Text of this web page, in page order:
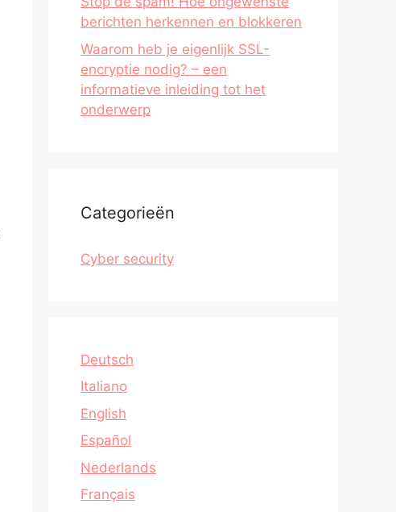
berichten herkennen en blokkeren
Waarom heb je eigenlijk SSL-
encryptie nodig? – een
informatieve inleiding tot het
onderwerp
Categorieën
Cyber security
Deutsch
Italiano
English
Español
Nederlands
Français